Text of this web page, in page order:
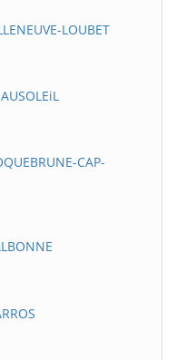
LOUBET
CAP-